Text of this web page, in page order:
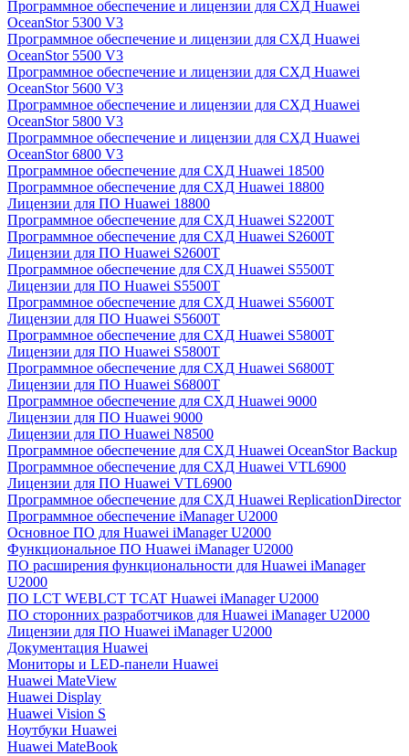
Программное обеспечение и лицензии для СХД Huawei
OceanStor 5300 V3
Программное обеспечение и лицензии для СХД Huawei
OceanStor 5500 V3
Программное обеспечение и лицензии для СХД Huawei
OceanStor 5600 V3
Программное обеспечение и лицензии для СХД Huawei
OceanStor 5800 V3
Программное обеспечение и лицензии для СХД Huawei
OceanStor 6800 V3
Программное обеспечение для СХД Huawei 18500
Программное обеспечение для СХД Huawei 18800
Лицензии для ПО Huawei 18800
Программное обеспечение для СХД Huawei S2200T
Программное обеспечение для СХД Huawei S2600T
Лицензии для ПО Huawei S2600T
Программное обеспечение для СХД Huawei S5500T
Лицензии для ПО Huawei S5500T
Программное обеспечение для СХД Huawei S5600T
Лицензии для ПО Huawei S5600T
Программное обеспечение для СХД Huawei S5800T
Лицензии для ПО Huawei S5800T
Программное обеспечение для СХД Huawei S6800T
Лицензии для ПО Huawei S6800T
Программное обеспечение для СХД Huawei 9000
Лицензии для ПО Huawei 9000
Лицензии для ПО Huawei N8500
Программное обеспечение для СХД Huawei OceanStor Backup
Программное обеспечение для СХД Huawei VTL6900
Лицензии для ПО Huawei VTL6900
Программное обеспечение для СХД Huawei ReplicationDirector
Программное обеспечение iManager U2000
Основное ПО для Huawei iManager U2000
Функциональное ПО Huawei iManager U2000
ПО расширения функциональности для Huawei iManager
U2000
ПО LCT WEBLCT TCAT Huawei iManager U2000
ПО сторонних разработчиков для Huawei iManager U2000
Лицензии для ПО Huawei iManager U2000
Документация Huawei
Мониторы и LED-панели Huawei
Huawei MateView
Huawei Display
Huawei Vision S
Ноутбуки Huawei
Huawei MateBook